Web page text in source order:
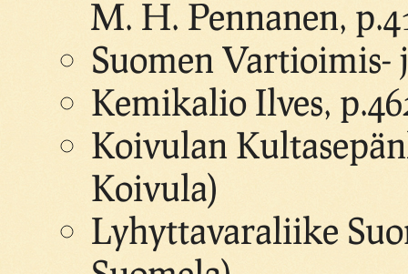
M. H. Pennanen,
Suomen Vartioimis-
Kemikalio Ilves,
Koivulan
Koivula)
Lyhyttavaraliike